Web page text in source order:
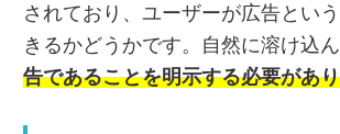
されており、ユーザーが広告とい
きるかどうかです。自然に溶け込ん
告であることを明示する必要があ